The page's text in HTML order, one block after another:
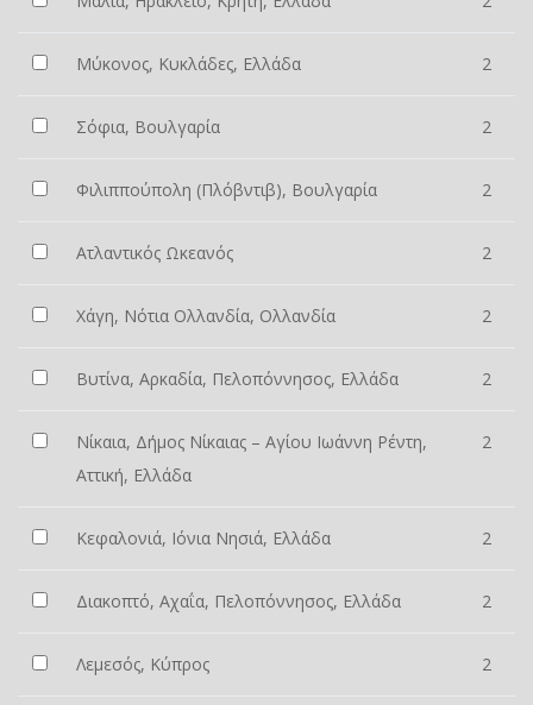
Μύκονος, Κυκλάδες, Ελλάδα 2
Σόφια, Βουλγαρία 2
Φιλιππούπολη (Πλόβντιβ), Βουλγαρία 2
Ατλαντικός Ωκεανός 2
Χάγη, Νότια Ολλανδία, Ολλανδία 2
Βυτίνα, Αρκαδία, Πελοπόννησος, Ελλάδα 2
Νίκαια, Δήμος Νίκαιας – Αγίου Ιωάννη Ρέντη,
Αττική, Ελλάδα
2
Κεφαλονιά, Ιόνια Νησιά, Ελλάδα 2
Διακοπτό, Αχαΐα, Πελοπόννησος, Ελλάδα 2
Λεμεσός, Κύπρος 2